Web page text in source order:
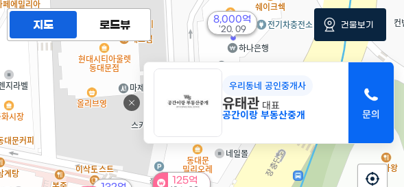
125억
500만
12m²
8,000억
'20. 09
우리동네 공인중개사
유태관 대표
공간이랑 부동산중개
지도 로드뷰 건물보기